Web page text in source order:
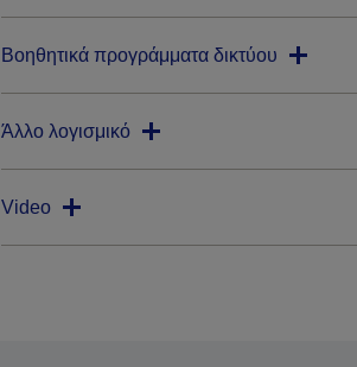
Βοηθητικά προγράμματα δικτύου
Άλλο λογισμικό
Video